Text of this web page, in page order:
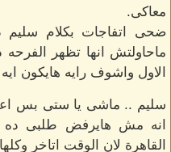
معاكى.
ضحى اتفاجات بكلام
ماحاولتش انها تظهر
الاول واشوف رايه هايكون
سليم .. ماشى يا ستى بس
انه مش هايرفض طلبى
القاهرة لان الوقت اتاخر